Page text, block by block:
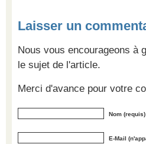
Laisser un
Nous vous encourageons à
le sujet de l'article.
Merci d'avance pour votre
Nom (requis)
E-Mail